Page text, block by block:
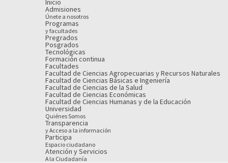
Admisiones
Únete a nosotros
Programas
y facultades
Pregrados
Posgrados
Tecnológicas
Formación continua
Facultades
Facultad de Ciencias Agropecuarias y Recursos Naturales
Facultad de Ciencias Básicas e Ingeniería
Facultad de Ciencias de la Salud
Facultad de Ciencias Económicas
Facultad de Ciencias Humanas y de la Educación
Universidad
Quiénes Somos
Transparencia
y Acceso a la información
Participa
Espacio ciudadano
Atención y Servicios
A la Ciudadanía